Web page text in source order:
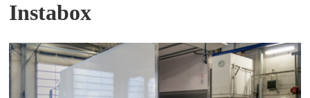
Instabox